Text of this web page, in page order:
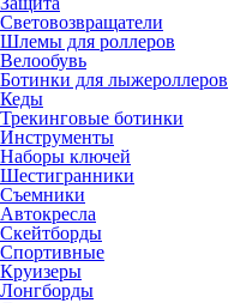
Световозвращатели
Шлемы для роллеров
Велообувь
Ботинки для лыжероллеров
Кеды
Трекинговые ботинки
Инструменты
Наборы ключей
Шестигранники
Съемники
Автокресла
Скейтборды
Спортивные
Круизеры
Лонгборды